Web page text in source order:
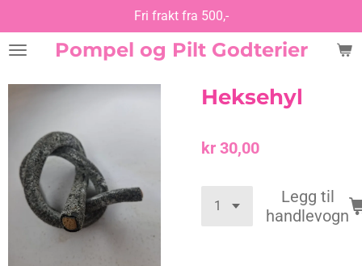
til
hovedinnholdPompel og Pilt Godterier
Fri frakt fra 500,-
Heksehyl
kr 30,00
Legg til
handlevogn